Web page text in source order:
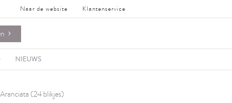
Naar de website Klantenservice
NIEUWS
(24 blikjes)